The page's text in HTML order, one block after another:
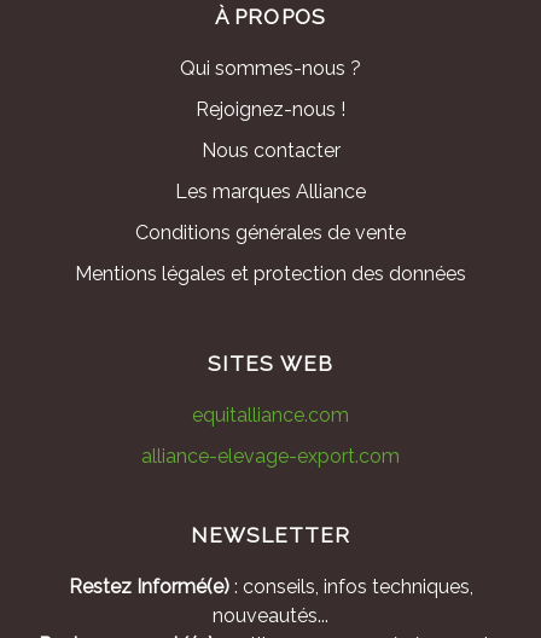
À PROPOS
Qui sommes-nous ?
Rejoignez-nous !
Nous contacter
Les marques Alliance
Conditions générales de vente
Mentions légales et protection des données
SITES WEB
equitalliance.com
alliance-elevage-export.com
NEWSLETTER
Restez Informé(e): conseils, infos techniques,
nouveautés...